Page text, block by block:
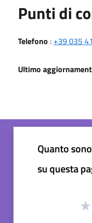
Punti di
Telefono : +39 035
Ultimo
Quanto
su questa